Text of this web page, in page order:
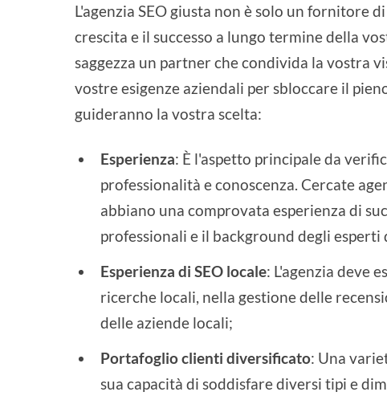
L'agenzia SEO giusta non è solo un fornitore
crescita e il successo a lungo termine della
saggezza un partner che condivida la vostra
vostre esigenze aziendali per sbloccare il
guideranno la vostra scelta:
Esperienza: È l'aspetto principale da
professionalità e conoscenza. Cercate
abbiano una comprovata esperienza di
professionali e il background degli esperti
Esperienza di SEO locale: L'agenzia deve
ricerche locali, nella gestione delle
delle aziende locali;
Portafoglio clienti diversificato: Una
sua capacità di soddisfare diversi tipi e